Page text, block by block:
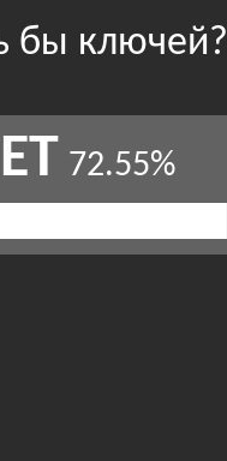
бы ключей?
72.55%